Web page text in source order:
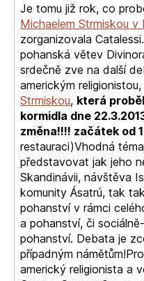
Je tomu již rok, co
Michaelem Strmiskou v
zorganizovala
pohanská větev
srdečně zve na další
americkým
Strmiskou, která
kormidla dne
změna!!!! začátek od
restauraci)Vhodná
představovat jak jeho
Skandinávii, návštěva
komunity Ásatrú, tak
pohanství v rámci
a pohanství, či
pohanství. Debata je
případným
americký religionista a